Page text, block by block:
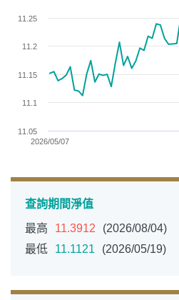
2026/05/07
11.05
11.1
11.15
11.2
11.25
查詢期間淨值
最高
11.3912
(2026/08/04)
最低
11.1121 (2026/05/19)